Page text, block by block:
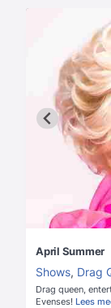
April Summer
Shows, Drag
Drag queen,
Evenses! Lees